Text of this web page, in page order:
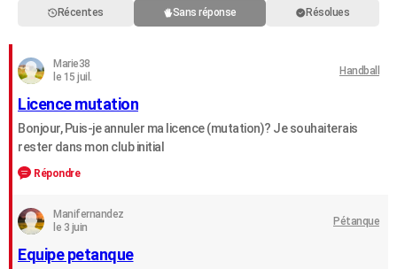
Destinations
City break
Voyage nature
Voyage de noces
Forum
PHOTO
GUIDES D'ACHAT
CARTE DE VOEUX
DICTIONNAIRE
COPAINS D'AVANT
Récentes Sans réponse Résolues
Marie38
le 15 juil.
Handball
Licence mutation
Bonjour, Puis-je annuler ma licence (mutation)? Je souhaiterais
rester dans mon club initial
Répondre
Manifernandez
le 3 juin
Pétanque
Equipe petanque